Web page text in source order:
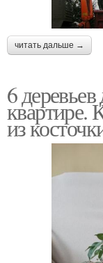
читать дальше →
6
квартире.
из